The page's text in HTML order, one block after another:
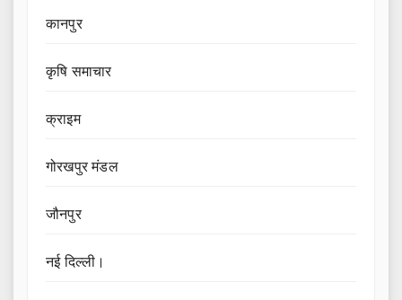
कानपुर
कृषि समाचार
क्राइम
गोरखपुर मंडल
जौनपुर
नई दिल्ली।